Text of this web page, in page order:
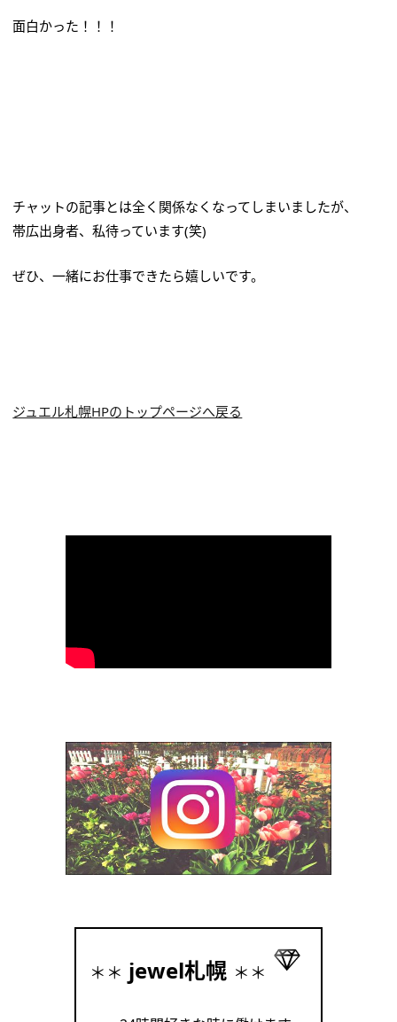
面白かった！！！
チャットの記事とは全く関係なくなってしまいましたが、
帯広出身者、私待っています(笑)
ぜひ、一緒にお仕事できたら嬉しいです。
ジュエル札幌HPのトップページへ戻る
＊＊ jewel札幌 ＊＊